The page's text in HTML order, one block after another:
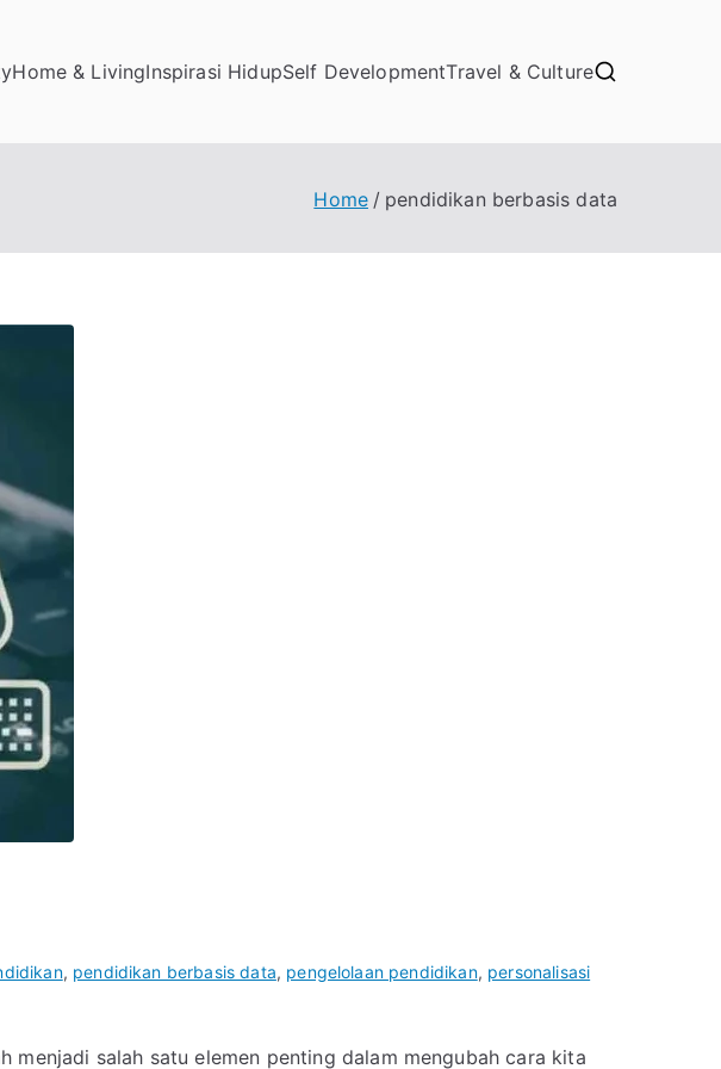
Home & LivingInspirasi HidupSelf DevelopmentTravel & Culture
Home pendidikan berbasis data
, pendidikan berbasis data, pengelolaan pendidikan, personalisasi
salah satu elemen penting dalam mengubah cara kita